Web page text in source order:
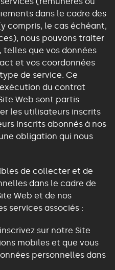
dans le cadre des
compris, le cas échéant,
nous pouvons traiter
telles que vos données
et vos coordonnées
de service. Ce
du contrat
Web sont partis
les utilisateurs inscrits
inscrits abonnés à nos
obligation qui nous
de collecter et de
dans le cadre de
Web et de nos
services associés :
sur notre Site
mobiles et que vous
personnelles dans